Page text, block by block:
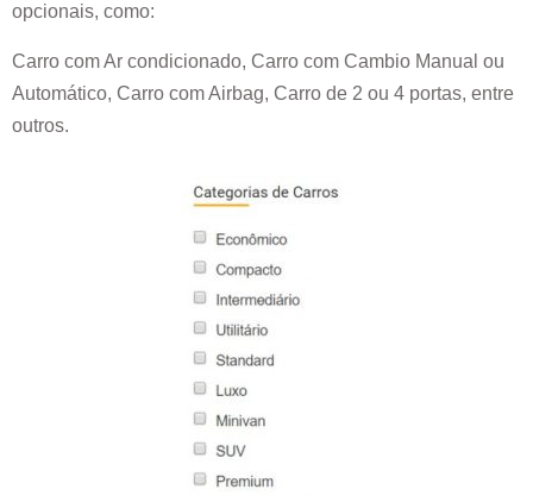
opcionais, como:
Carro com Ar condicionado, Carro com Cambio Manual ou
Automático, Carro com Airbag, Carro de 2 ou 4 portas, entre
outros.